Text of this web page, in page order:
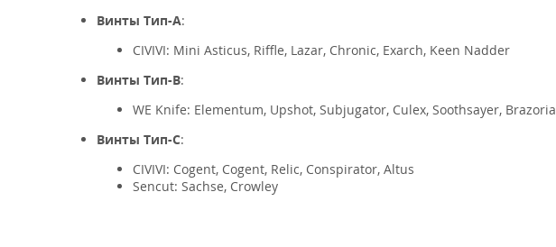
Винты Тип-А:
CIVIVI: Mini Asticus, Riffle, Lazar, Chronic, Exarch, Keen Nadder
Винты Тип-B:
WE Knife: Elementum, Upshot, Subjugator, Culex, Soothsayer, Brazoria
Винты Тип-C:
CIVIVI: Cogent, Cogent, Relic, Conspirator, Altus
Sencut: Sachse, Crowley